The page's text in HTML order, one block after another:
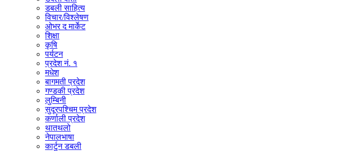
डबली साहित्य
विचार/विश्‍लेषण
ओभर द मार्केट
शिक्षा
कृषि
पर्यटन
प्रदेश नं. १
मधेश
बागमती प्रदेश
गण्डकी प्रदेश
लुम्बिनी
सुदूरपश्चिम प्रदेश
कर्णाली प्रदेश
थातथलो
नेपालभाषा
कार्टुन डबली